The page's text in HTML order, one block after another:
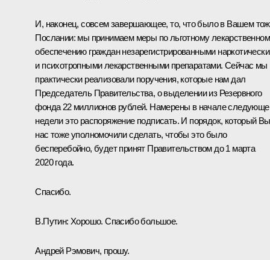
И, наконец, совсем завершающее, то, что было в Вашем
Послании: мы принимаем меры по льготному
обеспечению граждан незарегистрированными
и психотропными лекарственными препаратами. Сейчас мы
практически реализовали поручения, которые нам дал
Председатель Правительства, о выделении из Резервного
фонда 22 миллионов рублей. Намерены в начале
недели это распоряжение подписать. И порядок, который Вы
нас тоже уполномочили сделать, чтобы это было
бесперебойно, будет принят Правительством до 1 марта
2020 года.
Спасибо.
В.Путин: Хорошо. Спасибо большое.
Андрей Рэмович, прошу.